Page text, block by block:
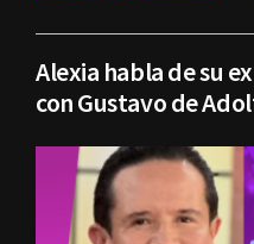
Alexia habla de su
con Gustavo de